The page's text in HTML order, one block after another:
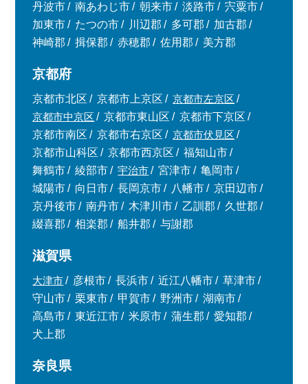
丹波市
南あわじ市 朝来市 淡路市
宍粟市
加東市
たつの市 川辺郡 多可郡
加古郡
神崎郡
揖保郡 赤穂郡 佐用郡 美方郡
京都府
京都市北区 京都市上京区
京都市左京区
京都市中京区
京都市東山区
京都市下京区
京都市南区
京都市右京区
京都市伏見区
京都市山科区
京都市西京区
福知山市
舞鶴市
綾部市 宇治市 宮津市
亀岡市
城陽市
向日市 長岡京市 八幡市
京田辺市
京丹後市
南丹市 木津川市 乙訓郡
久世郡
綴喜郡
相楽郡 船井郡 与謝郡
滋賀県
大津市 彦根市 長浜市 近江八幡市
草津市
守山市
栗東市 甲賀市 野洲市
湖南市
高島市
東近江市 米原市 蒲生郡
愛知郡
犬上郡
奈良県